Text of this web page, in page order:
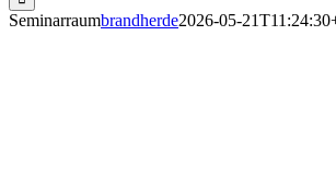
Seminarraumbrandherde2026-05-